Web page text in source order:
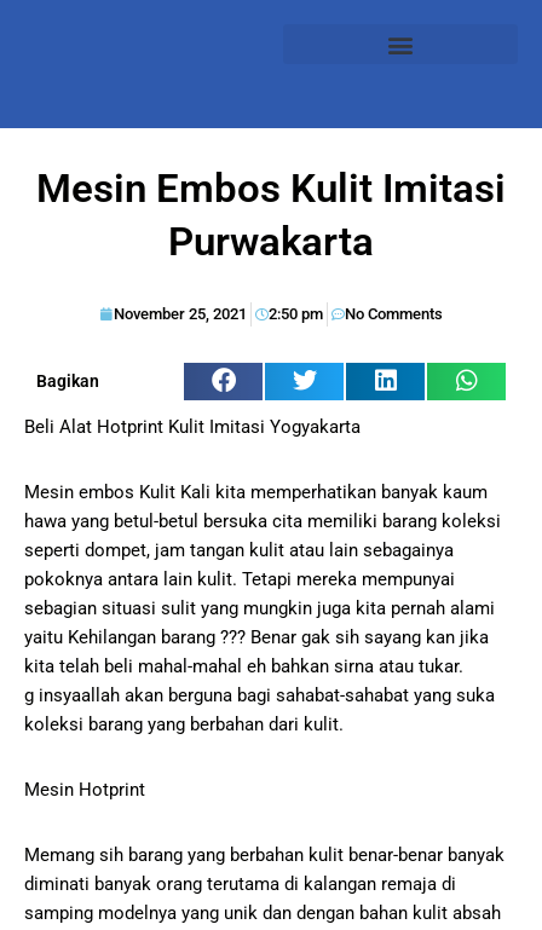
Mesin Embos Kulit Imitasi
Purwakarta
November 25, 2021 2:50 pm No Comments
Bagikan
Beli Alat Hotprint Kulit Imitasi Yogyakarta
Mesin embos Kulit Kali kita memperhatikan banyak kaum
hawa yang betul-betul bersuka cita memiliki barang koleksi
seperti dompet, jam tangan kulit atau lain sebagainya
pokoknya antara lain kulit. Tetapi mereka mempunyai
sebagian situasi sulit yang mungkin juga kita pernah alami
yaitu Kehilangan barang ??? Benar gak sih sayang kan jika
kita telah beli mahal-mahal eh bahkan sirna atau tukar.
g insyaallah akan berguna bagi sahabat-sahabat yang suka
koleksi barang yang berbahan dari kulit.
Mesin Hotprint
Memang sih barang yang berbahan kulit benar-benar banyak
diminati banyak orang terutama di kalangan remaja di
samping modelnya yang unik dan dengan bahan kulit absah